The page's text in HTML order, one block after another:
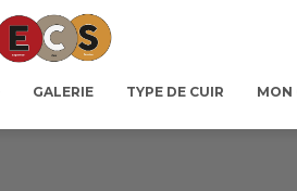
GALERIE TYPE DE CUIR MON